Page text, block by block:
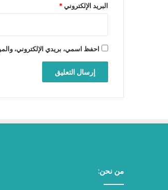
البريد الإلكتروني*
احفظ اسمي، بريدي الإلكتروني،
من نحن: